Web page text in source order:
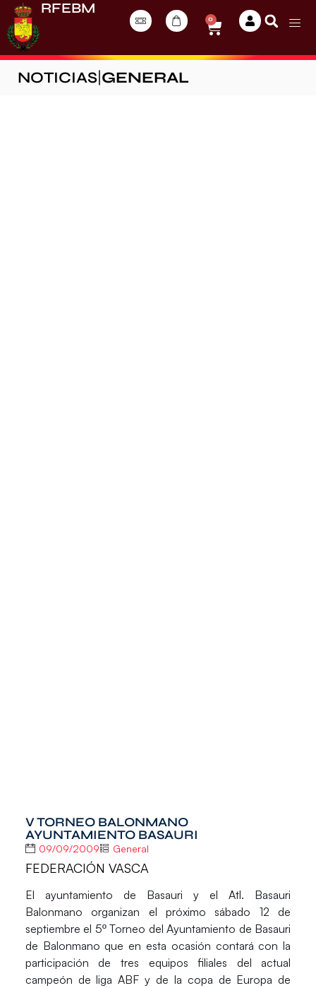
RFEBM
0
NOTICIAS GENERAL
V TORNEO BALONMANO
AYUNTAMIENTO BASAURI
09/09/2009 General
FEDERACIÓN VASCA
El ayuntamiento de Basauri y el Atl. Basauri
Balonmano organizan el próximo sábado 12 de
septiembre el 5º Torneo del Ayuntamiento de Basauri
de Balonmano que en esta ocasión contará con la
participación de tres equipos filiales del actual
campeón de liga ABF y de la copa de Europa de